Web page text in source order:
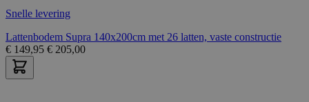
Snelle levering
Lattenbodem Supra 140x200cm met 26 latten, vaste constructie
€ 149,95 € 205,00